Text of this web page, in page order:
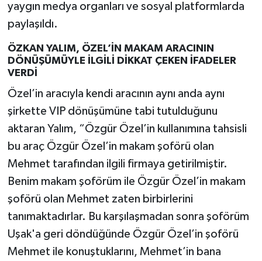
yaygın medya organları ve sosyal platformlarda
paylaşıldı.
ÖZKAN YALIM, ÖZEL’İN MAKAM ARACININ
DÖNÜŞÜMÜYLE İLGİLİ DİKKAT ÇEKEN İFADELER
VERDİ
Özel’in aracıyla kendi aracının aynı anda aynı
şirkette VIP dönüşümüne tabi tutulduğunu
aktaran Yalım, “Özgür Özel’in kullanımına tahsisli
bu araç Özgür Özel’in makam şoförü olan
Mehmet tarafından ilgili firmaya getirilmiştir.
Benim makam şoförüm ile Özgür Özel’in makam
şoförü olan Mehmet zaten birbirlerini
tanımaktadırlar. Bu karşılaşmadan sonra şoförüm
Uşak'a geri döndüğünde Özgür Özel’in şoförü
Mehmet ile konuştuklarını, Mehmet’in bana